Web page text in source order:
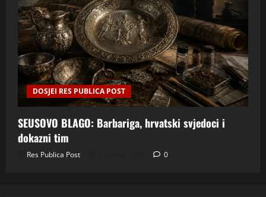
DOSJEI RES PUBLICA POST
SEUSOVO BLAGO: Barbariga, hrvatski svjedoci i
dokazni tim
Res Publica Post 0